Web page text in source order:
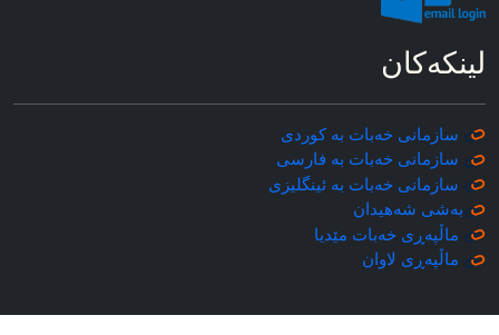
لینکه‌کان
سازمانی خه‌بات به کوردی
سازمانی خه‌بات به فارسی
سازمانی خه‌بات به ئینگلیزی
به‌شی شه‌هیدان
ماڵپه‌ڕی خه‌بات مێدیا
ماڵپه‌ڕی لاوان